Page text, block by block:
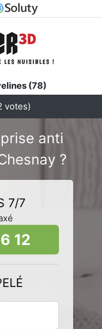
(78)
votes)
anti
?
7/7
12